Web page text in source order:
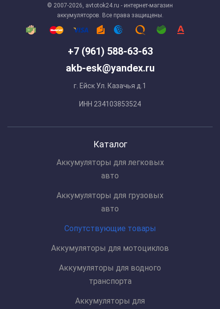
+7 (961) 588-63-63
akb-esk@yandex.ru
г. Ейск Ул. Казачья д.1
ИНН 234103853524
© 2007-2026, avtotok24.ru - интернет-магазин
аккумуляторов. Все права защищены.
Каталог
Аккумуляторы для легковых
авто
Аккумуляторы для грузовых
авто
Сопутствующие товары
Аккумуляторы для мотоциклов
Аккумуляторы для водного
транспорта
Аккумуляторы для